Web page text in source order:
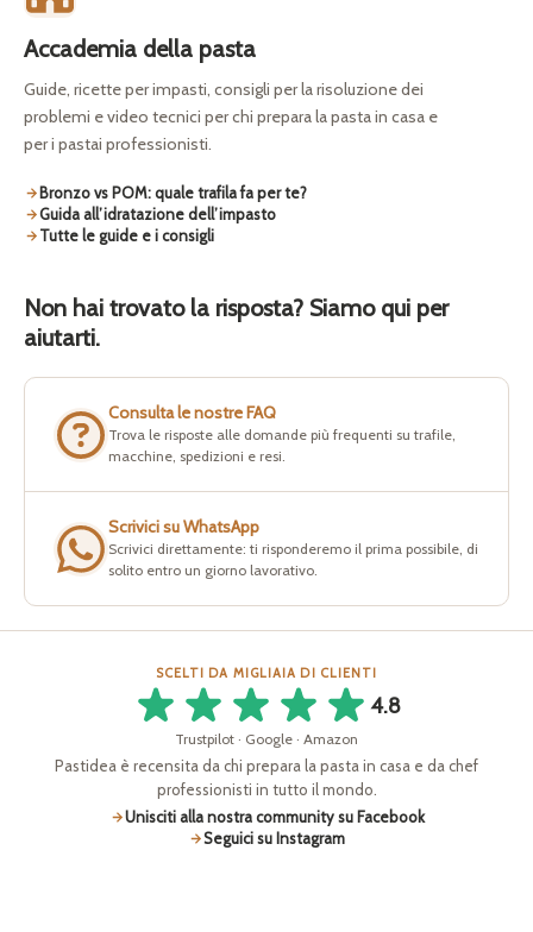
Accademia della pasta
Guide, ricette per impasti, consigli per la risoluzione dei
problemi e video tecnici per chi prepara la pasta in casa e
per i pastai professionisti.
Bronzo vs POM: quale trafila fa per te?
Guida all’idratazione dell’impasto
Tutte le guide e i consigli
Non hai trovato la risposta? Siamo qui per
aiutarti.
Consulta le nostre FAQ
Trova le risposte alle domande più frequenti su trafile,
macchine, spedizioni e resi.
Scrivici su WhatsApp
Scrivici direttamente: ti risponderemo il prima possibile, di
solito entro un giorno lavorativo.
SCELTI DA MIGLIAIA DI CLIENTI
4.8
Trustpilot · Google · Amazon
Pastidea è recensita da chi prepara la pasta in casa e da chef
professionisti in tutto il mondo.
Unisciti alla nostra community su Facebook
Seguici su Instagram